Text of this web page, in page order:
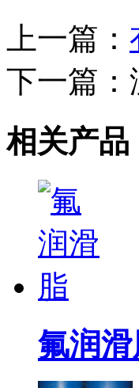
上一篇：
下一篇：
相关产品
氟润